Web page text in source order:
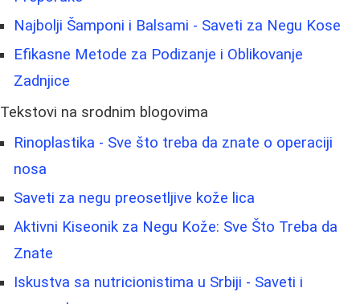
Najbolji Šamponi i Balsami - Saveti za Negu Kose
Efikasne Metode za Podizanje i Oblikovanje
Zadnjice
Tekstovi na srodnim blogovima
Rinoplastika - Sve što treba da znate o operaciji
nosa
Saveti za negu preosetljive kože lica
Aktivni Kiseonik za Negu Kože: Sve Što Treba da
Znate
Iskustva sa nutricionistima u Srbiji - Saveti i